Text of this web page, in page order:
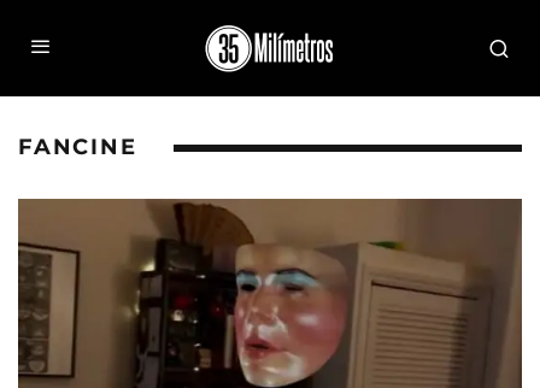
FANCINE